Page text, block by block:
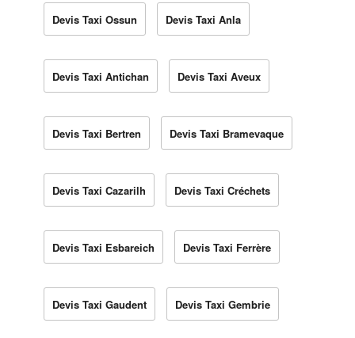
Devis Taxi Ossun Devis Taxi Anla
Devis Taxi Antichan Devis Taxi Aveux
Devis Taxi Bertren Devis Taxi Bramevaque
Devis Taxi Cazarilh Devis Taxi Créchets
Devis Taxi Esbareich Devis Taxi Ferrère
Devis Taxi Gaudent Devis Taxi Gembrie